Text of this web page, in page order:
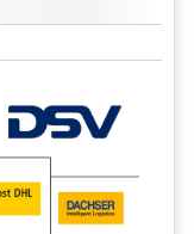
Namensnennung